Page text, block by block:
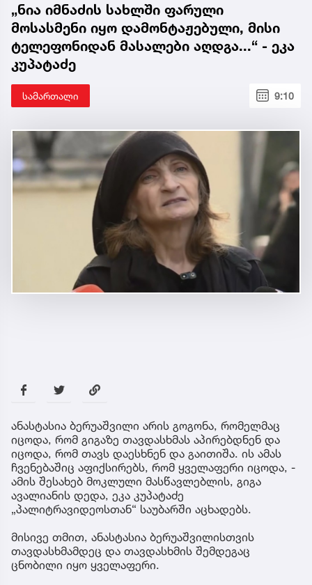
„ნია იმნაძის სახლში ფარული
მოსასმენი იყო დამონტაჟებული, მისი
ტელეფონიდან მასალები აღდგა...“ - ეკა
კუპატაძე
სამართალი 9:10
ანასტასია ბერუაშვილი არის გოგონა, რომელმაც
იცოდა, რომ გიგაზე თავდასხმას აპირებდნენ და
იცოდა, რომ თავს დაესხნენ და გაითიშა. ის ამას
ჩვენებაშიც აფიქსირებს, რომ ყველაფერი იცოდა, -
ამის შესახებ მოკლული მასწავლებლის, გიგა
ავალიანის დედა, ეკა კუპატაძე
„პალიტრავიდეოსთან“ საუბარში აცხადებს.
მისივე თმით, ანასტასია ბერუაშვილისთვის
თავდასხმამდეც და თავდასხმის შემდეგაც
ცნობილი იყო ყველაფერი.